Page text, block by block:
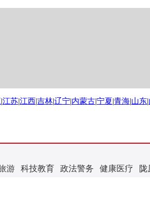
|江苏|江西|吉林|辽宁|内蒙古|宁夏|青海|山东|
游 科技教育 政法警务 健康医疗 陇